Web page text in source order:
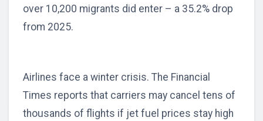
over 10,200 migrants did enter – a 35.2% drop
from 2025.
Airlines face a winter crisis. The Financial
Times reports that carriers may cancel tens of
thousands of flights if jet fuel prices stay high